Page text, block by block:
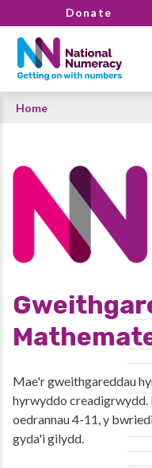
to
main
content
Donate
Search
Breadcrumb
Home
Mae'r gweithgareddau
hyrwyddo creadigrwydd.
oedrannau 4-11, y
gyda'i gilydd.